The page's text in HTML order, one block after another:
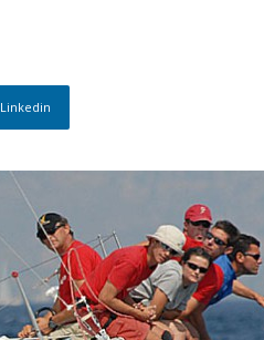
Linkedin